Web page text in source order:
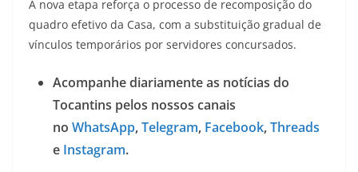
A nova etapa reforça o processo de recomposição do
quadro efetivo da Casa, com a substituição gradual de
vínculos temporários por servidores concursados.
Acompanhe diariamente as notícias do
Tocantins pelos nossos canais
no WhatsApp,Telegram, Facebook,Threads
e Instagram.